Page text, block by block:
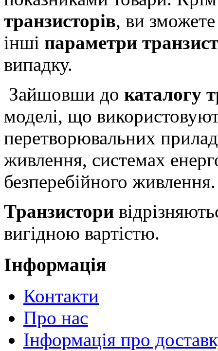
транзисторів, ви
інші параметри
випадку.
Зайшовши до каталогу
моделі, що
перетворювальних
живлення, системах
безперебійного живлення.
Транзистори
вигідною вартістю.
Інформація
Контакти
Про нас
Інформація про